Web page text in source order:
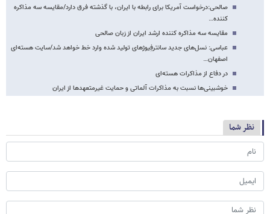
صالحی:درخواست آمریکا برای رابطه با ایران، با گذشته فرق دارد/مقایسه سه مذاکره
کننده…
مقایسه سه مذاکره کننده ارشد ایران از زبان صالحی
عباسی: نسل‌های جدید سانترفِیوژهای تولید شده وارد خط خواهد شد/سایت هسته‌​ای
اصفهان…
در دفاع از مذاکرات هسته‌ای
خوشبینی‌ها نسبت به مذاکرات آلماتی و حمایت غیرمتعهد‌ها از ایران
نظر شما